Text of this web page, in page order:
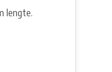
lengte.